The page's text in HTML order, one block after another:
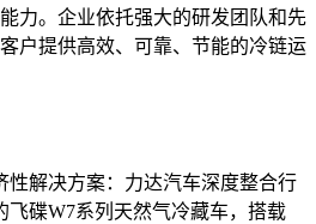
力。企业依托强大的研发团队和先
户提供高效、可靠、节能的冷链运
性解决方案：力达汽车深度整合行
飞碟W7系列天然气冷藏车，搭载